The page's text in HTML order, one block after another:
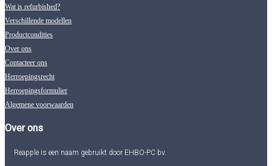
Wat is refurbished?
Verschillende modellen
Productcondities
Over ons
Contacteer ons
Herroepingsrecht
Herroepingsformulier
Algemene voorwaarden
Over ons
Reapple is een naam gebruikt door EHBO-PC bv.